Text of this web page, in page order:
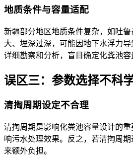
地质条件与容量适配
新疆部分地区地质条件复杂，如吐
大、埋深过深，可能因地下水浮力
详细勘察和分析，盲目确定化粪池容
误区三：参数选择不科
清掏周期设定不合理
清掏周期是影响化粪池容量设计的
响污水处理效果。反之，若清掏周
来额外负担。